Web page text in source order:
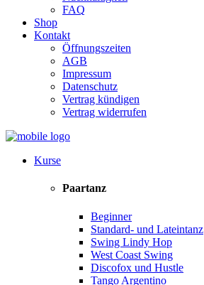
FAQ
Shop
Kontakt
Öffnungszeiten
AGB
Impressum
Datenschutz
Vertrag kündigen
Vertrag widerrufen
Kurse
Paartanz
Beginner
Standard- und Lateintanz
Swing Lindy Hop
West Coast Swing
Discofox und Hustle
Tango Argentino